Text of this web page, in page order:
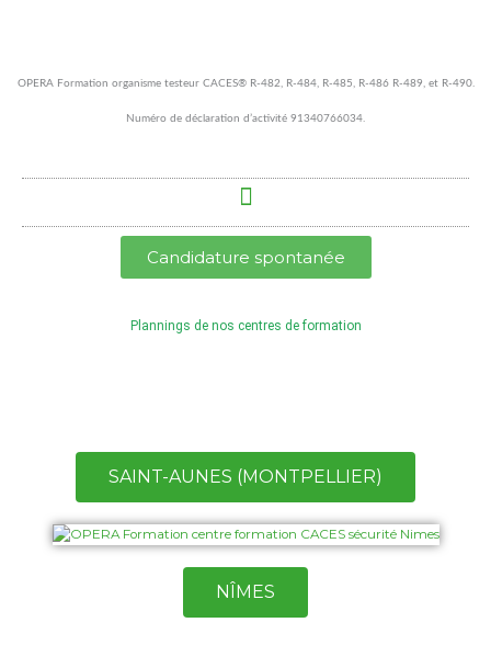
OPERA Formation organisme testeur CACES® R-482, R-484, R-485, R-486 R-489, et R-490.
Numéro de déclaration d’activité 91340766034.
Candidature spontanée
Plannings de nos centres de formation
SAINT-AUNES (MONTPELLIER)
NÎMES